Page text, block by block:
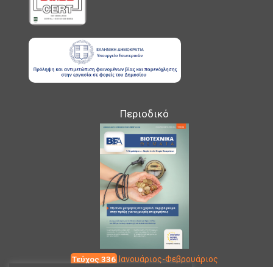
Περιοδικό
Τεύχος 336 Ιανουάριος-Φεβρουάριος